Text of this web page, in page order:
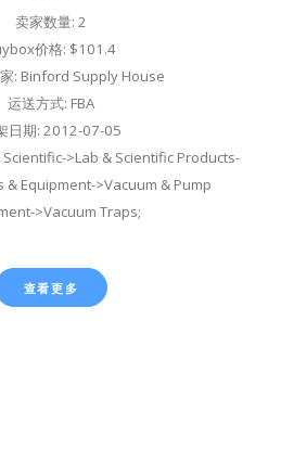
卖家数量: 2
价格: $101.4
: Binford Supply House
运送方式: FBA
日期: 2012-07-05
>Lab & Scientific Products-
& Equipment->Vacuum & Pump
>Vacuum Traps;
查看更多